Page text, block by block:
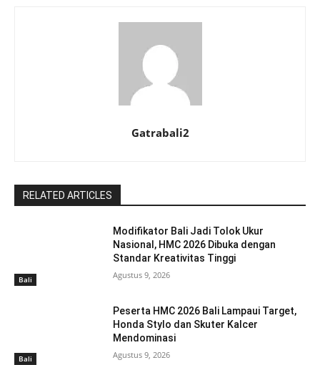
Gatrabali2
RELATED ARTICLES
Bali
Modifikator Bali Jadi Tolok Ukur
Nasional, HMC 2026 Dibuka dengan
Standar Kreativitas Tinggi
Agustus 9, 2026
Bali
Peserta HMC 2026 Bali Lampaui Target,
Honda Stylo dan Skuter Kalcer
Mendominasi
Agustus 9, 2026